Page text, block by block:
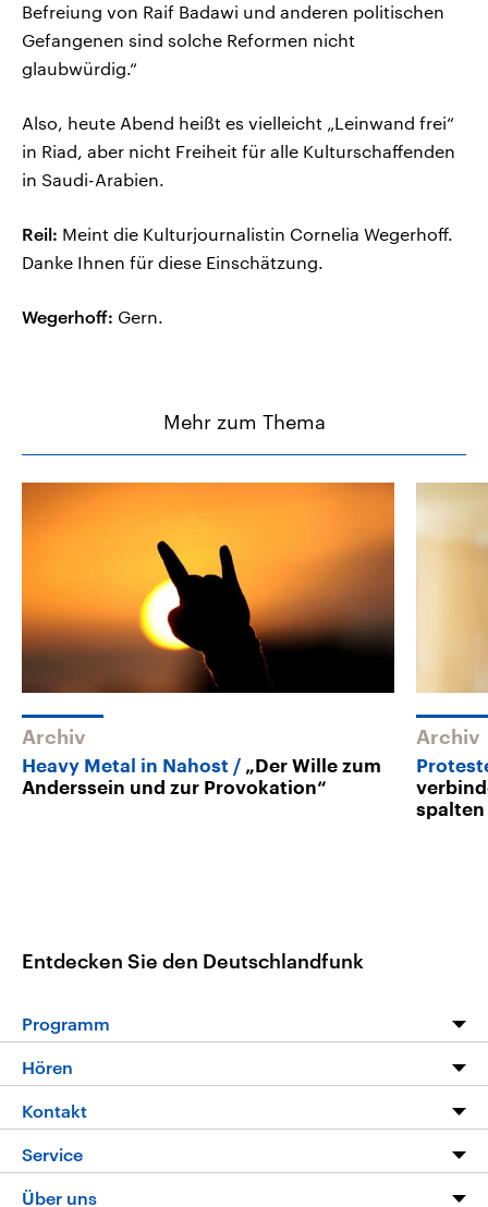
Befreiung von Raif Badawi und anderen politischen
Gefangenen sind solche Reformen nicht
glaubwürdig.“
Also, heute Abend heißt es vielleicht „Leinwand frei“
in Riad, aber nicht Freiheit für alle Kulturschaffenden
in Saudi-Arabien.
Reil: Meint die Kulturjournalistin Cornelia Wegerhoff.
Danke Ihnen für diese Einschätzung.
Wegerhoff: Gern.
Mehr zum Thema
Archiv
Heavy Metal in Nahost
„Der Wille zum
Anderssein und zur Provokation“
Archiv
spalten
Entdecken Sie den Deutschlandfunk
Programm
Programm
Die Nachrichten
Nachrichtenleicht
Neue Beiträge auf dlf.de
Hören
Livestream
Podcasts
Kontakt
Hörerservice
Service
FAQ
Über uns